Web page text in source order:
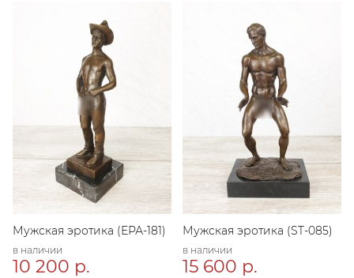
Мужская эротика (ЕРА-181)
в наличии
10 200 р.
Мужская эротика (ST-085)
в наличии
15 600 р.